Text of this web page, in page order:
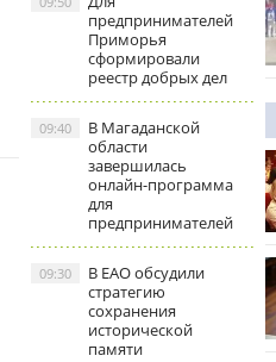
предпринимателей
Приморья
сформировали
реестр добрых дел
В Магаданской
области
завершилась
онлайн-программа
для
предпринимателей
09:40
В ЕАО обсудили
стратегию
сохранения
исторической
памяти
09:30